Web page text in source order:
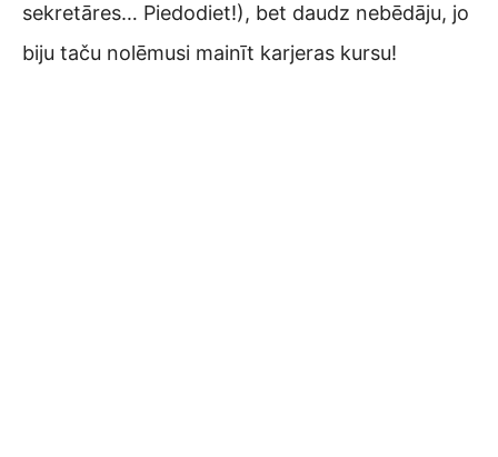
sekretāres… Piedodiet!), bet daudz nebēdāju, jo
biju taču nolēmusi mainīt karjeras kursu!